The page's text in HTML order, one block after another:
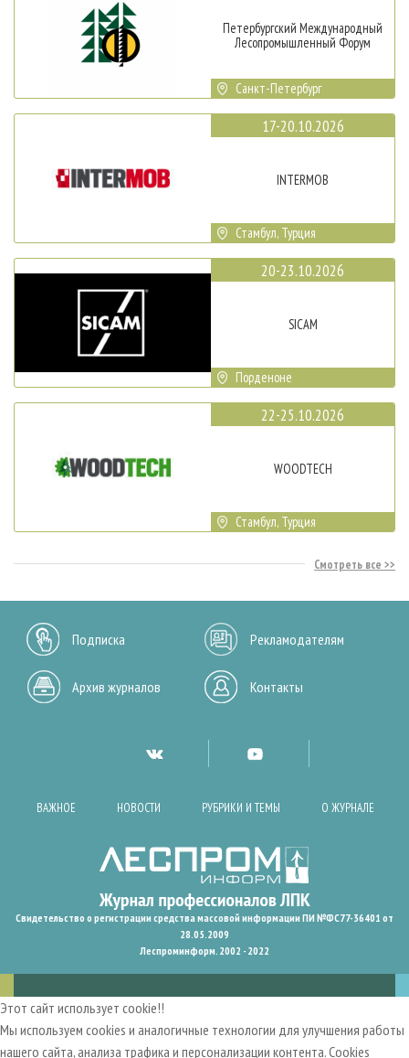
Петербургский Международный
Лесопромышленный Форум
Санкт-Петербург
17-20.10.2026
INTERMOB
Стамбул, Турция
20-23.10.2026
SICAM
Порденоне
22-25.10.2026
WOODTECH
Стамбул, Турция
Смотреть все
Подписка Рекламодателям
Архив журналов Контакты
ВАЖНОЕ НОВОСТИ РУБРИКИ И ТЕМЫ О ЖУРНАЛЕ
Свидетельство о регистрации средства массовой информации ПИ №ФС77-36401 от
28.05.2009
Леспроминформ. 2002 - 2022
Этот сайт использует cookie!!
Мы используем cookies и аналогичные технологии для улучшения работы
нашего сайта, анализа трафика и персонализации контента. Cookies